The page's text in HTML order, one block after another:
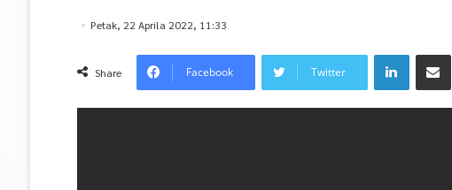
Petak, 22 Aprila 2022, 11:33
Share Facebook Twitter